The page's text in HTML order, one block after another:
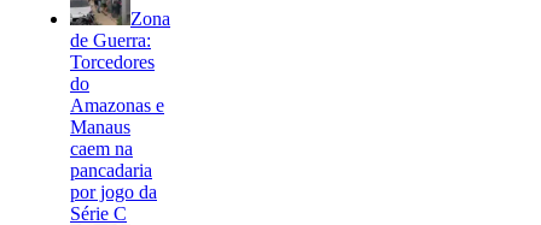
Zona
de Guerra:
Torcedores
do
Amazonas e
Manaus
caem na
pancadaria
por jogo da
Série C